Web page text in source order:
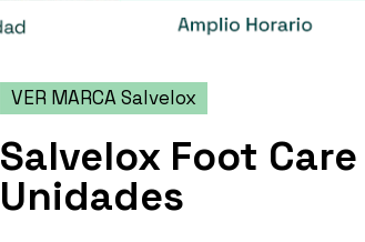
VER MARCA Salvelox
Salvelox Foot
Unidades